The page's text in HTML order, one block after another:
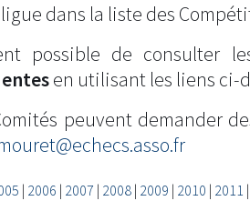
dans la liste des
possible de consulter
en utilisant les liens ci-
peuvent demander
| 2006 | 2007 | 2008| 2009 | 2010 | 2011